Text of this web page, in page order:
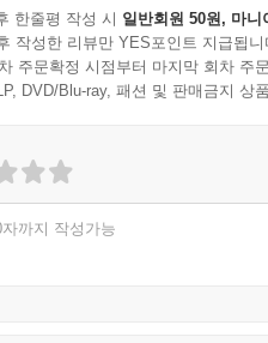
습니다. 고조선 이하 여러 국
제2권으로 묶은 것입니다.
의 특징은 특히 『삼국유사
차별되는 이 책의 가장 큰 특
이편 이하와 내용상 서로 다른
한줄평 작성 시 일반회원 50원, 마니
작성한 리뷰만 YES포인트 지급됩니
주문확정 시점부터 마지막 회차 주
DVD/Blu-ray, 패션 및 판매금지 상
까지 작성가능